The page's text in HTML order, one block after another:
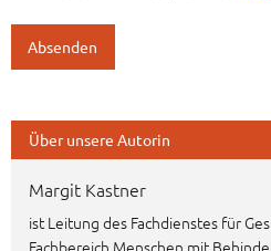
Über unsere Autorin
Margit Kastner
ist Leitung des Fachdienstes für
Fachbereich Menschen mit